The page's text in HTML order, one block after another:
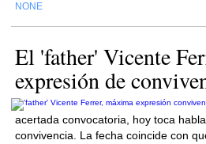
NONE
El 'father' Vicente
expresión de
acertada convocatoria, hoy toca
convivencia. La fecha coincide con